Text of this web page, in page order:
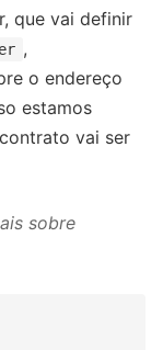
que vai definir
,
o endereço
estamos
vai ser
sobre